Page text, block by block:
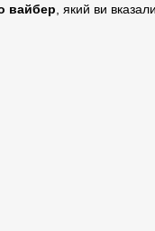
вайбер , який ви